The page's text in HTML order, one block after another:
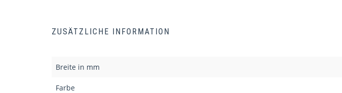
ZUSÄTZLICHE INFORMATION
Breite in mm
Farbe